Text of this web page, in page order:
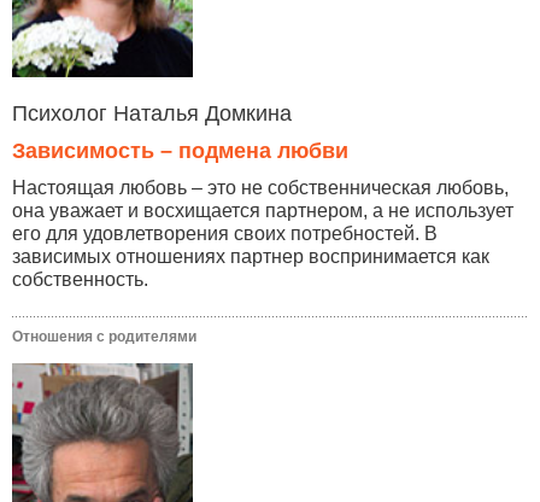
Психолог Наталья Домкина
Зависимость – подмена любви
Настоящая любовь – это не собственническая любовь,
она уважает и восхищается партнером, а не использует
его для удовлетворения своих потребностей. В
зависимых отношениях партнер воспринимается как
собственность.
Отношения с родителями